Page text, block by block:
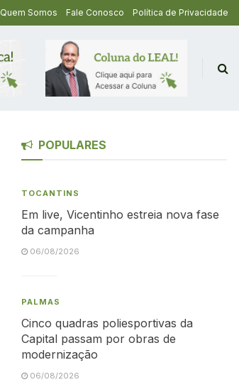
Quem Somos Fale Conosco Política de Privacidade
POPULARES
TOCANTINS
Em live, Vicentinho estreia nova fase
da campanha
06/08/2026
PALMAS
Cinco quadras poliesportivas da
Capital passam por obras de
modernização
06/08/2026